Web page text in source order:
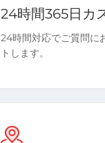
24時間365日カ
24時間対応でご質問に
トします。